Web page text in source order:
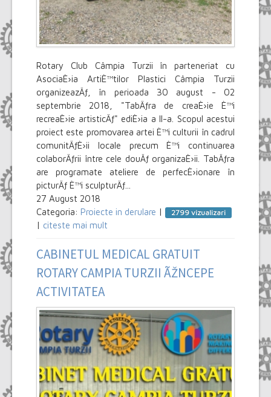
Rotary Club Câmpia Turzii în parteneriat cu
AsociaÈ›ia ArtiÈ™tilor Plastici Câmpia Turzii
organizeazÄƒ, în perioada 30 august - 02
septembrie 2018, "TabÄƒra de creaÈ›ie È™i
recreaÈ›ie artisticÄƒ" ediÈ›ia a II-a. Scopul acestui
proiect este promovarea artei È™i culturii în cadrul
comunitÄƒÈ›ii locale precum È™i continuarea
colaborÄƒrii între cele douÄƒ organizaÈ›ii. TabÄƒra
are programate ateliere de perfecÈ›ionare în
picturÄƒ È™i sculpturÄƒ...
27 August 2018
Categoria: Proiecte in derulare | 2799 vizualizari
| citeste mai mult
CABINETUL MEDICAL GRATUIT
ROTARY CAMPIA TURZII ÃŽNCEPE
ACTIVITATEA